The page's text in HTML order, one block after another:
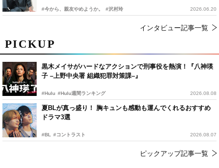
PICKUP
黒木メイサがハードなアクションで刑事役を熱演！『八神瑛
子 –上野中央署 組織犯罪対策課–』
#Hulu #Hulu週間ランキング 2026.08.08
夏BLが真っ盛り！ 胸キュンも感動も運んでくれるおすすめ
ドラマ3選
#BL #コントラスト 2026.08.07
ピックアップ記事一覧
#今から、親友やめようか。 #沢村玲 2026.06.20
インタビュー記事一覧